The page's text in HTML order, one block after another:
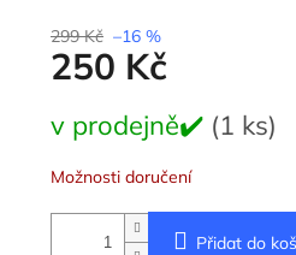
299 Kč –16 %
250 Kč
cena:
v prodejně✔️ (1 ks)
Možnosti doručení
Přidat do